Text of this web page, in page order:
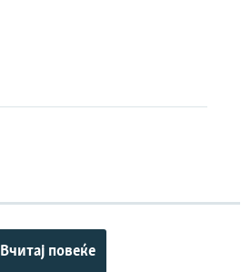
Вчитај повеќе